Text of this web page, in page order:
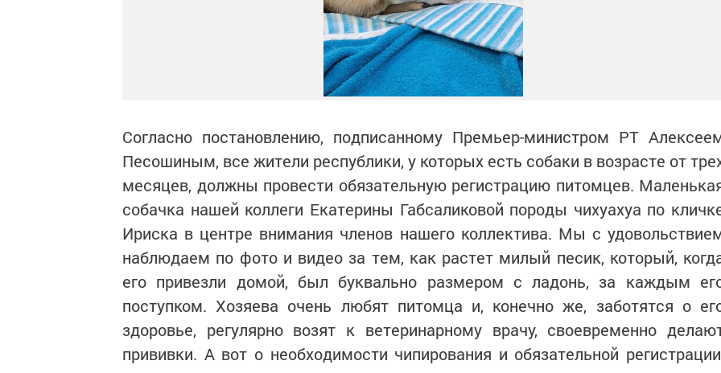
Согласно постановлению, подписанному Премьер-министром РТ
Песошиным, все жители республики, у которых есть собаки в возрасте от
месяцев, должны провести обязательную регистрацию питомцев.
собачка нашей коллеги Екатерины Габсаликовой породы чихуахуа по
Ириска в центре внимания членов нашего коллектива. Мы с
наблюдаем по фото и видео за тем, как растет милый песик, который,
его привезли домой, был буквально размером с ладонь, за каждым
поступком. Хозяева очень любят питомца и, конечно же, заботятся о
здоровье, регулярно возят к ветеринарному врачу, своевременно
прививки. А вот о необходимости чипирования и обязательной